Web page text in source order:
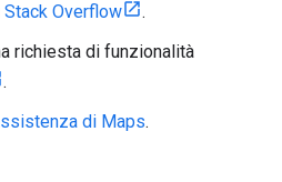
Stack Overflow
.
richiesta di funzionalità
.
di Maps.